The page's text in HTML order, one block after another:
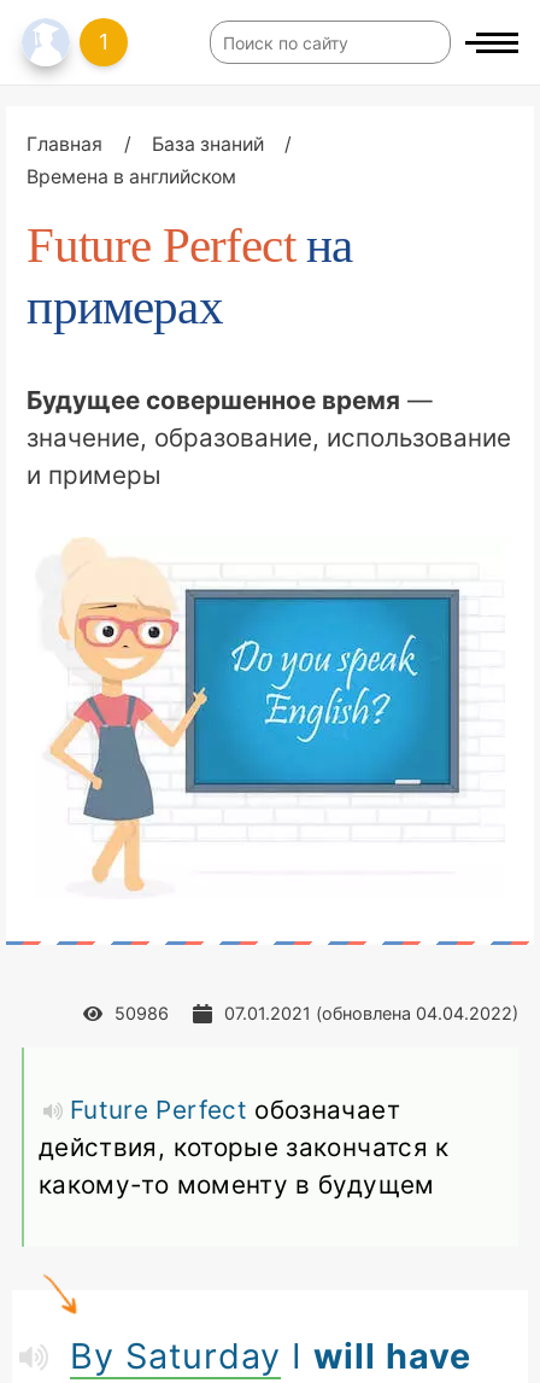
1
Главная / База знаний
/
Времена в английском
Future Perfectна
примерах
Будущее совершенное время —
значение, образование, использование
и примеры
50986 07.01.2021 (обновлена04.04.2022)
Future Perfect обозначает
действия, которые закончатся к
какому-то моменту в будущем
By Saturday I will have